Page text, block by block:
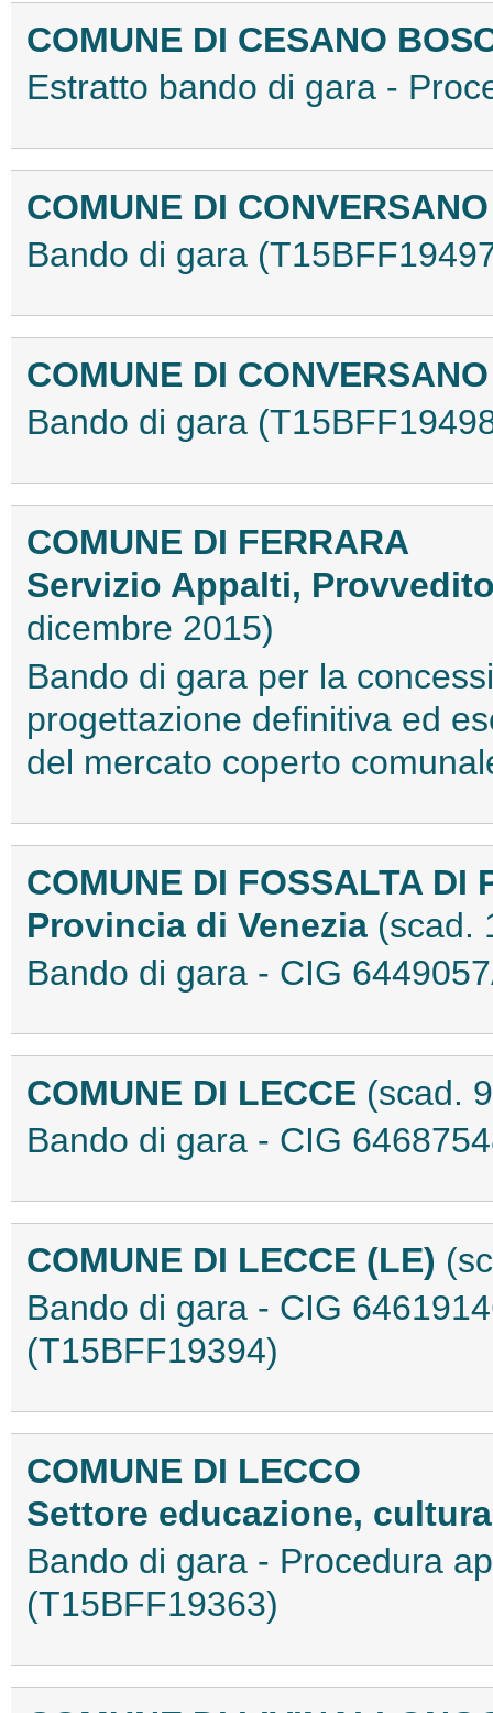
COMUNE DI CESANO
Estratto bando di gara -
COMUNE DI
Bando di gara
COMUNE DI
Bando di gara
COMUNE DI FERRARA
Servizio Appalti,
dicembre 2015)
Bando di gara per la
progettazione definitiva ed
del mercato coperto
COMUNE DI FOSSALTA DI
Provincia di Venezia (scad.
Bando di gara - CIG
COMUNE DI LECCE (scad.
Bando di gara - CIG
COMUNE DI LECCE (LE)
Bando di gara - CIG
(T15BFF19394)
COMUNE DI LECCO
Settore educazione,
Bando di gara - Procedura
(T15BFF19363)